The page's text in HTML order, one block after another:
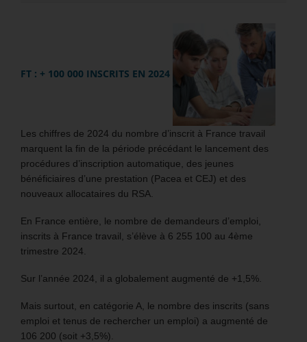
FT : + 100 000 INSCRITS EN 2024
Les chiffres de 2024 du nombre d’inscrit à France travail
marquent la fin de la période précédant le lancement des
procédures d’inscription automatique, des jeunes
bénéficiaires d’une prestation (Pacea et CEJ) et des
nouveaux allocataires du RSA.
En France entière, le nombre de demandeurs d’emploi,
inscrits à France travail, s’élève à 6 255 100 au 4ème
trimestre 2024.
Sur l’année 2024, il a globalement augmenté de +1,5%.
Mais surtout, en catégorie A, le nombre des inscrits (sans
emploi et tenus de rechercher un emploi) a augmenté de
106 200 (soit +3,5%).